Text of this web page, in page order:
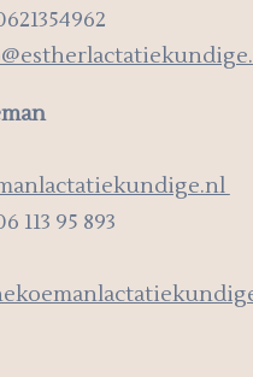
113 95 893